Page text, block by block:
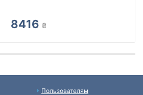
8416 ₴
Пользователям